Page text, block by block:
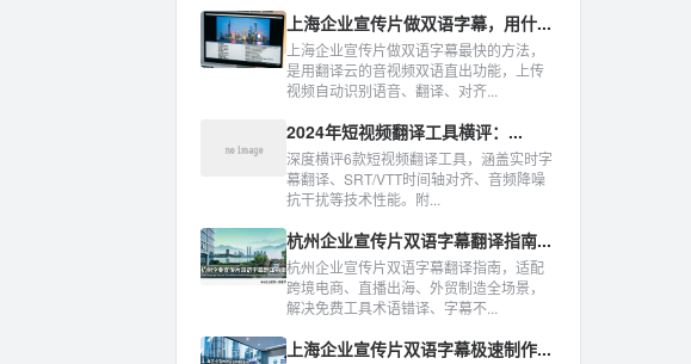
上海企业宣传片做双语字幕，用什...
上海企业宣传片做双语字幕最快的方法，
是用翻译云的音视频双语直出功能，上传
视频自动识别语音、翻译、对齐...
2024年短视频翻译工具横评：...
深度横评6款短视频翻译工具，涵盖实时字
幕翻译、SRT/VTT时间轴对齐、音频降噪
抗干扰等技术性能。附...
杭州企业宣传片双语字幕翻译指南...
杭州企业宣传片双语字幕翻译指南，适配
跨境电商、直播出海、外贸制造全场景，
解决免费工具术语错译、字幕不...
上海企业宣传片双语字幕极速制作...